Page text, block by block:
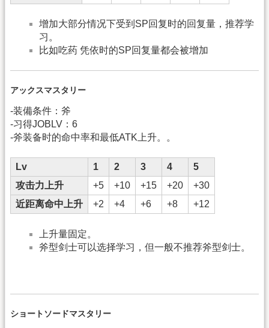
增加大部分情况下受到SP回复时的回复量，推荐学
习。
比如吃药 凭依时的SP回复量都会被增加
アックスマスタリー
-装備条件：斧
-习得JOBLV：6
-斧装备时的命中率和最低ATK上升。。
Lv 1 2 3 4
5
攻击力上升
+5 +10 +15 +20
+30
近距离命中上升
+2 +4 +6 +8 +12
上升量固定。
斧型剑士可以选择学习，但一般不推荐斧型剑士。
ショートソードマスタリー